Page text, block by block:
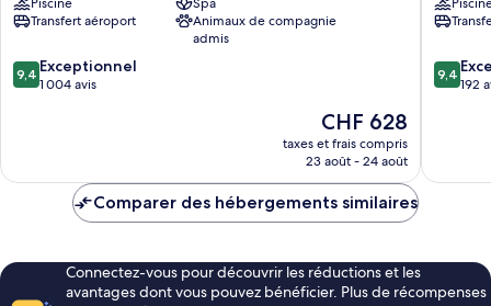
Shard,
London
ville
de
Transfert aéroport
Animaux de compagnie
admis
9.4
sur
9,4 Exceptionnel
1 004 avis
Le
nouveau
prix
de
CHF 628
taxes et frais compris
23 août - 24 août
Centre-
ville
Londres
9.4
sur
9,4
192
Comparer des hébergements similaires
Connectez-vous pour découvrir les réductions et les
avantages dont vous pouvez bénéficier. Plus de récompenses